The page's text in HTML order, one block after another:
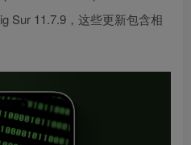
Sur 11.7.9，这些更新包含相